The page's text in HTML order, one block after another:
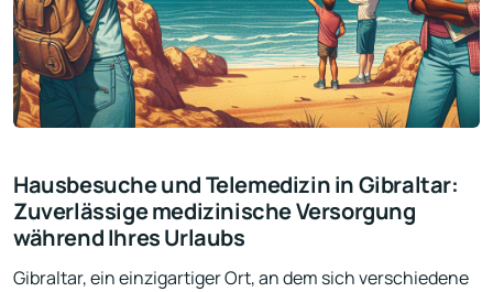
Hausbesuche und Telemedizin in Gibraltar:
Zuverlässige medizinische Versorgung
während Ihres Urlaubs
Gibraltar, ein einzigartiger Ort, an dem sich verschiedene